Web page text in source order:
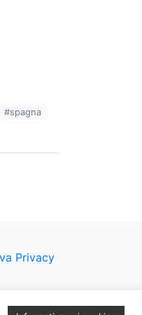
#spagna
Privacy